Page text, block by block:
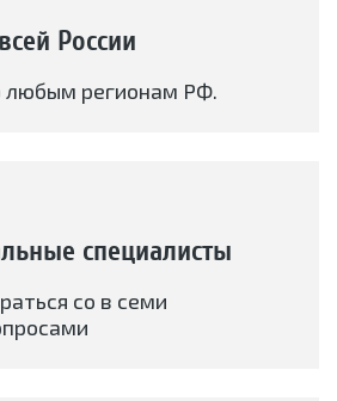
России
любым регионам РФ.
специалисты
со в семи